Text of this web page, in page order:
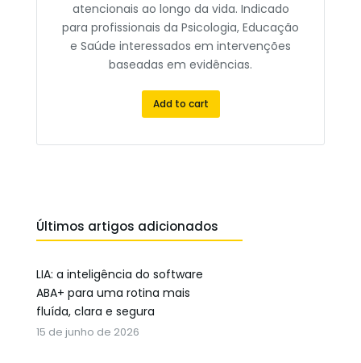
atencionais ao longo da vida. Indicado
para profissionais da Psicologia, Educação
e Saúde interessados em intervenções
baseadas em evidências.
Add to cart
Últimos artigos adicionados
LIA: a inteligência do software
ABA+ para uma rotina mais
fluída, clara e segura
15 de junho de 2026